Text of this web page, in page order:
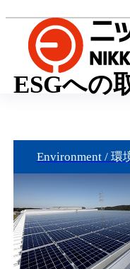
ESGへの
Environment / 環